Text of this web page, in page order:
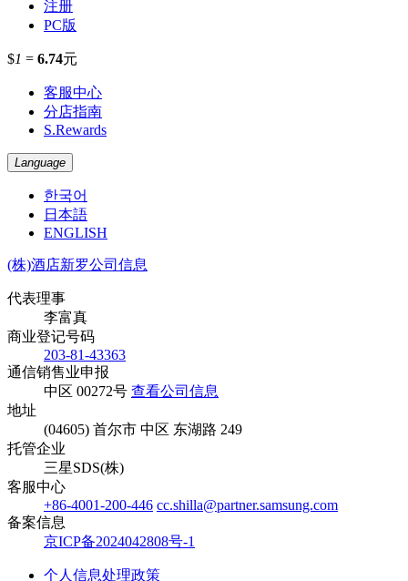
注册
PC版
$1 = 6.74元
客服中心
分店指南
S.Rewards
Language
한국어
日本語
ENGLISH
(株)酒店新罗公司信息
代表理事
李富真
商业登记号码
203-81-43363
通信销售业申报
中区 00272号 查看公司信息
地址
(04605) 首尔市 中区 东湖路 249
托管企业
三星SDS(株)
客服中心
+86-4001-200-446 cc.shilla@partner.samsung.com
备案信息
京ICP备2024042808号-1
个人信息处理政策